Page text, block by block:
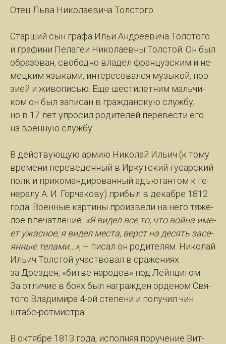
Отец Льва Ни­ко­ла­е­ви­ча Толс­то­го.
Стар­ший сын гра­фа Ильи Ан­дре­еви­ча Толс­то­го
и гра­фи­ни Пе­ла­геи Ни­ко­ла­ев­ны Толс­той. Он был
об­ра­зо­ван, сво­бод­но вла­дел фран­цуз­ским и не­
мец­ким язы­ка­ми, ин­те­ре­со­вал­ся му­зы­кой, по­э­
зи­ей и жи­во­писью. Еще шес­ти­лет­ним маль­чи­
ком он был за­пи­сан в граж­дан­скую служ­бу,
но в 17 лет упро­сил ро­ди­те­лей пе­ре­вес­ти его
на во­ен­ную служ­бу.
В дейст­ву­ющую ар­мию Ни­ко­лай Иль­ич (к то­му
вре­ме­ни пе­ре­ве­ден­ный в Ир­кут­ский гу­сар­ский
полк и при­ко­ман­ди­ро­ван­ный адъ­ютан­том к ге­
не­ра­лу А. И. Гор­ча­ко­ву) при­был в де­каб­ре 1812
го­да. Во­ен­ные кар­ти­ны про­из­ве­ли на не­го тя­же­
лое впе­чат­ле­ние. «Я ви­дел все то, что вой­на име­
ет ужас­ное; я ви­дел ме­с­та, верст на де­сять за­се­
ян­ные те­ла­ми...», – пи­сал он ро­ди­те­лям. Ни­ко­лай
Иль­ич Толс­той участ­во­вал в сра­же­ни­ях
за Дрез­ден, «бит­ве на­ро­дов» под Лейп­ци­гом.
За от­ли­чие в бо­ях был на­граж­ден ор­де­ном Свя­
то­го Вла­ди­ми­ра 4-ой сте­пе­ни и по­лу­чил чин
штабс-рот­мист­ра.
В ок­тяб­ре 1813 го­да, ис­пол­няя по­ру­че­ние Вит­